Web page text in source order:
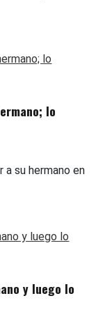
lo
a su hermano en
y luego lo